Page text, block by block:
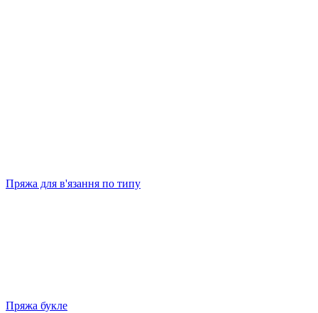
Пряжа для в'язання по типу
Пряжа букле